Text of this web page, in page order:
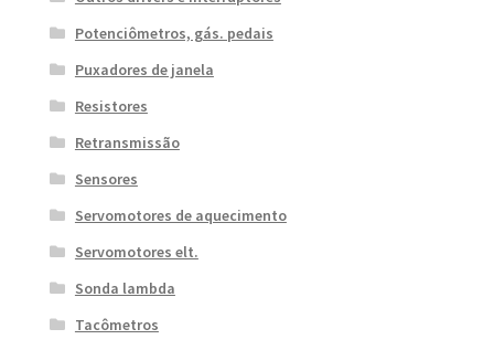
Potenciômetros, gás. pedais
Puxadores de janela
Resistores
Retransmissão
Sensores
Servomotores de aquecimento
Servomotores elt.
Sonda lambda
Tacômetros